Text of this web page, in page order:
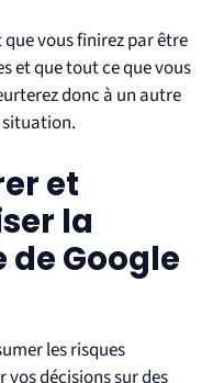
vous finirez par être
et que tout ce que vous
donc à un autre
situation.
et
la
Google
les risques
décisions sur des